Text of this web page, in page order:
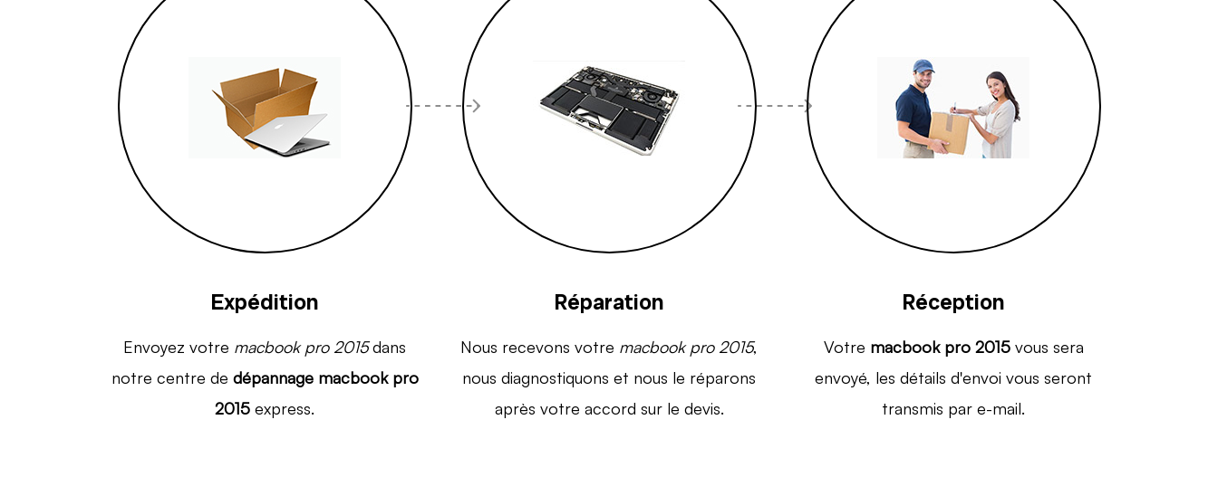
Expédition
Envoyez votre macbook pro 2015dans
notre centre de dépannage macbook pro
2015 express.
Réparation
Nous recevons votre macbook pro 2015,
nous diagnostiquons et nous le réparons
après votre accord sur le devis.
Réception
Votre macbook pro 2015vous sera
envoyé, les détails d'envoi vous seront
transmis par e-mail.